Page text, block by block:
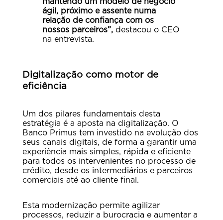
ágil, próximo e assente numa
relação de confiança com os
nossos parceiros”, destacou o CEO
na entrevista.
Digitalização como motor de
eficiência
Um dos pilares fundamentais desta
estratégia é a aposta na digitalização. O
Banco Primus tem investido na evolução dos
seus canais digitais, de forma a garantir uma
experiência mais simples, rápida e eficiente
para todos os intervenientes no processo de
crédito, desde os intermediários e parceiros
comerciais até ao cliente final.
Esta modernização permite agilizar
processos, reduzir a burocracia e aumentar a